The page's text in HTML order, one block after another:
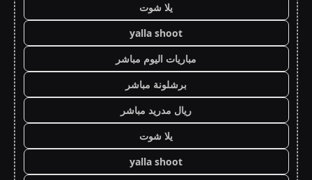
يلا شوت
yalla shoot
مباريات اليوم مباشر
برشلونة مباشر
ريال مدريد مباشر
يلا شوت
yalla shoot